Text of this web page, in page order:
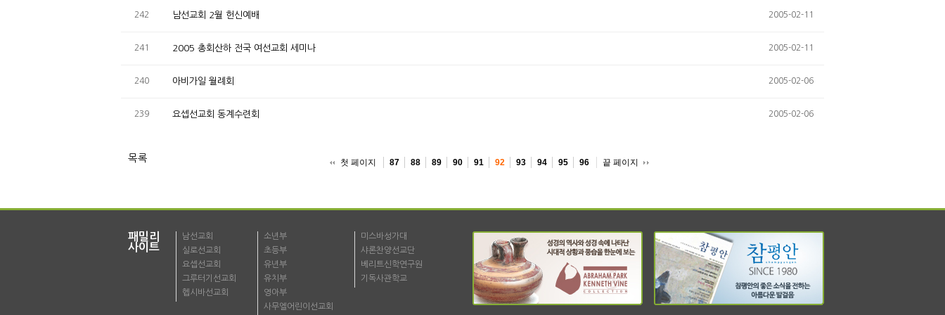
242 남선교회 2월 헌신예배 2005-02-11
241 2005 총회산하 전국 여선교회 세미나 2005-02-11
240 아비가일 월례회 2005-02-06
239 요셉선교회 동계수련회 2005-02-06
목록 첫 페이지 87 88 89 90 91 92 93 94 95 96 끝 페이지
패밀리
사이트
남선교회
실로선교회
요셉선교회
그루터기선교회
헵시바선교회
소년부
초등부
유년부
유치부
영아부
사무엘어린이선교회
미스바성가대
샤론찬양선교단
베리트신학연구원
기독사관학교